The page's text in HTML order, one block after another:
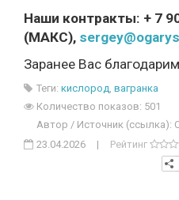
Наши контракты: + 7
(MАКС),
Заранее Вас
Теги: кислород вагранка
Количество показов: 501
Автор / Источник (ссылка):
23.04.2026
| Рейтинг